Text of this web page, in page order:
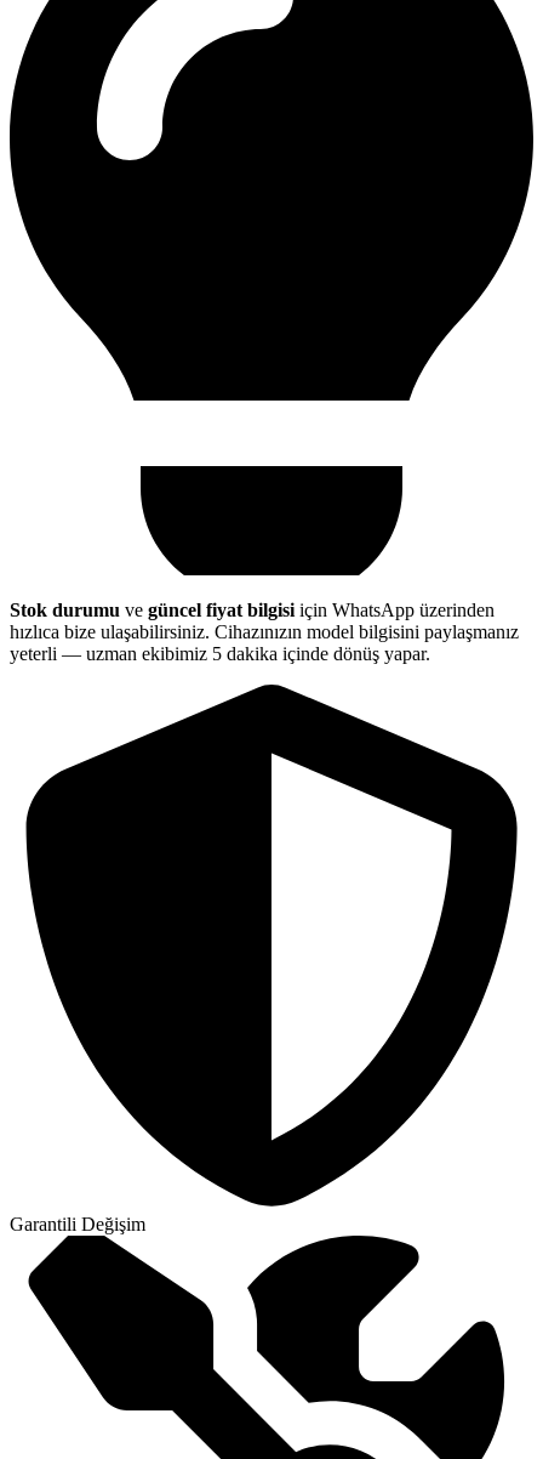
Stok durumu ve güncel fiyat bilgisi için WhatsApp üzerinden
hızlıca bize ulaşabilirsiniz. Cihazınızın model bilgisini paylaşmanız
yeterli — uzman ekibimiz 5 dakika içinde dönüş yapar.
Garantili Değişim